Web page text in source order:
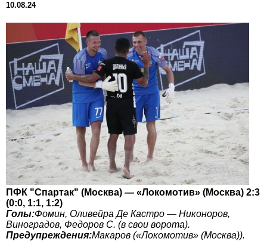
10.08.24
ПФК "Спартак" (Москва) — «Локомотив» (Москва) 2:3
(0:0, 1:1, 1:2)
Голы:Фомин, Оливейра Де Кастро — Никоноров,
Виноградов, Федоров С. (в свои ворота).
Предупреждения:Макаров («Локомотив» (Москва)).